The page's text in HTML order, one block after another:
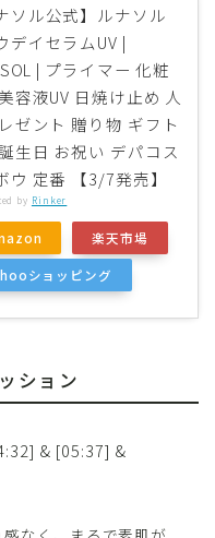
ソル公式】ルナソル
デイセラムUV |
| プライマー 化粧
容液UV 日焼け止め 人
ゼント 贈り物 ギフト
生日 お祝い デパコス
ウ 定番 【3/7発売】
by Rinker
楽天市場
ショッピング
ション
& [05:37] &